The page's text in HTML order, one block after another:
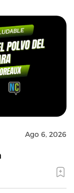
Ago 6, 2026